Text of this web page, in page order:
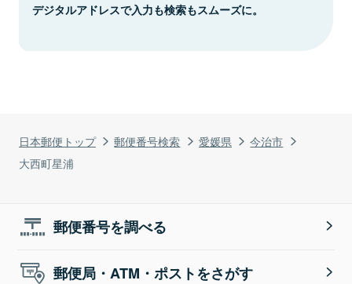
日本郵便トップ 郵便番号検索 愛媛県
今治市
大西町星浦
デジタルアドレスで入力も検索もスムーズに。
郵便番号を調べる
郵便局・ATM・ポストをさがす